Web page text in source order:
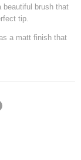
beautiful brush that
tip.
a matt finish that